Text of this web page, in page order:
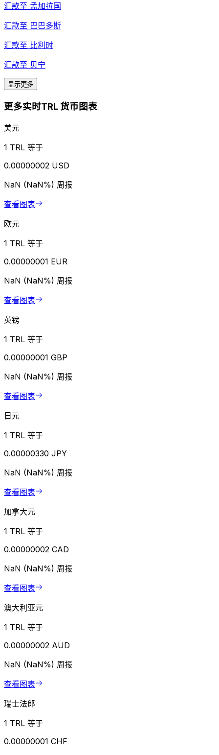
汇款至 孟加拉国
汇款至 巴巴多斯
汇款至 比利时
汇款至 贝宁
显示更多
更多实时TRL 货币图表
美元
1 TRL 等于
0.00000002 USD
NaN (NaN%) 周报
查看图表
欧元
1 TRL 等于
0.00000001 EUR
NaN (NaN%) 周报
查看图表
英镑
1 TRL 等于
0.00000001 GBP
NaN (NaN%) 周报
查看图表
日元
1 TRL 等于
0.00000330 JPY
NaN (NaN%) 周报
查看图表
加拿大元
1 TRL 等于
0.00000002 CAD
NaN (NaN%) 周报
查看图表
澳大利亚元
1 TRL 等于
0.00000002 AUD
NaN (NaN%) 周报
查看图表
瑞士法郎
1 TRL 等于
0.00000001 CHF